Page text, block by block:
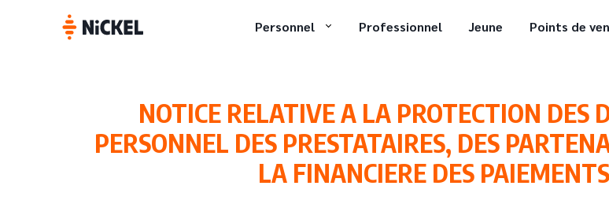
Personnel Professionnel Jeune Points de
NOTICE RELATIVE A LA PROTECTION DES
PERSONNEL DES PRESTATAIRES, DES
LA FINANCIERE DES